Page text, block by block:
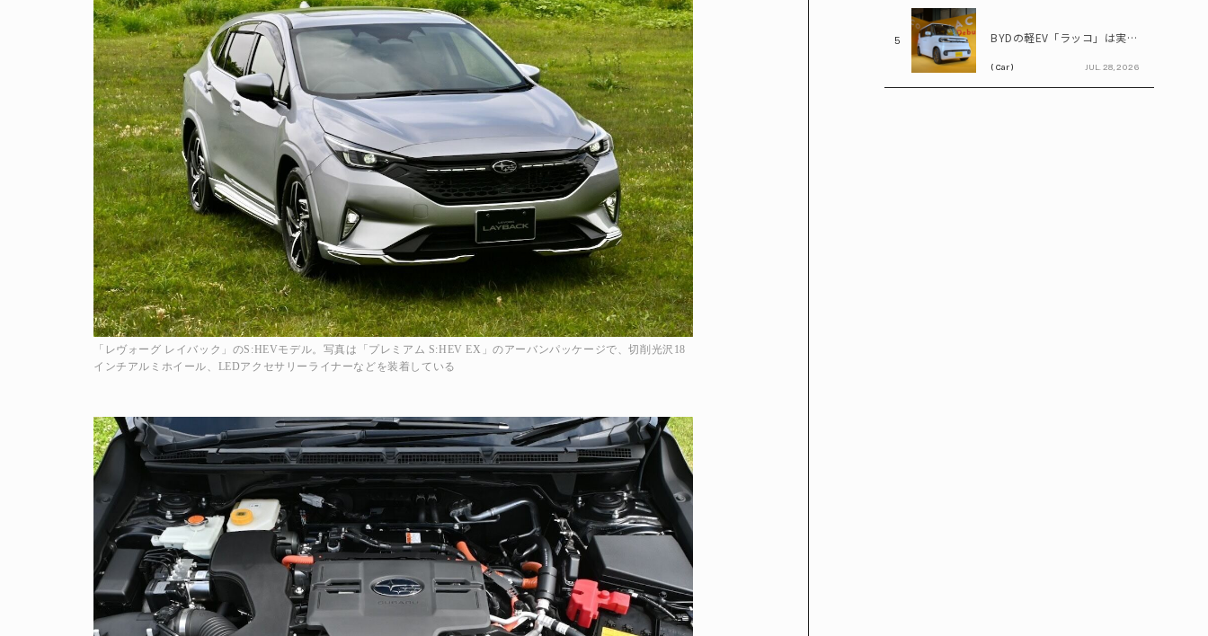
「レヴォーグ レイバック」のS:HEVモデル。写真は「プレミアム S:HEV EX」のアーバンパッケージで、切削光沢18
インチアルミホイール、LEDアクセサリーライナーなどを装着している
5 BYDの軽EV「ラッコ」は実質100万円台! ホンダ「N-BOX」と比べてみると?
( Car ) JUL. 28, 2026